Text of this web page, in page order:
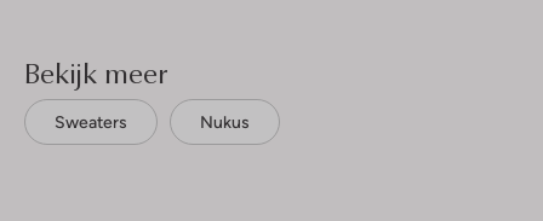
Bekijk meer
Sweaters Nukus